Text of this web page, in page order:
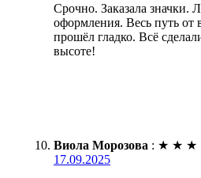
Срочно. Заказала значки.
оформления. Весь путь от
прошёл гладко. Всё
высоте!
Виола Морозова : ★ ★ ★
17.09.2025